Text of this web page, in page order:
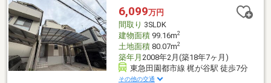
ｍ、ローソン350ｍ ・「溝の口」駅1000ｍ、2路線利用可！大型
商業施設も日常使いでき、生活利便性に優れた魅力的な立地です
～～お気軽にお問い合わせください～～
6,099万円
間取り 3SLDK
建物面積99.16m2
土地面積80.07m2
築年月 2008年2月(築18年7ヶ月)
東急田園都市線 梶が谷駅 徒歩7分
その他の交通